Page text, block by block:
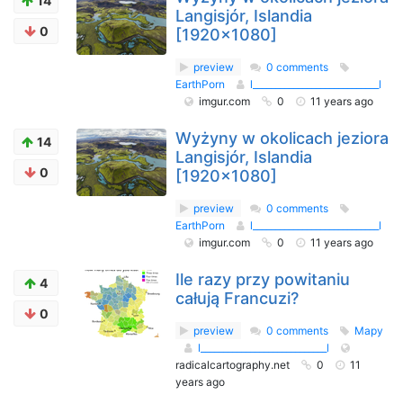
0
Langisjór, Islandia
[1920x1080]
preview
0 comments
EarthPorn
l____________________________l
imgur.com
0 11 years ago
14
0
Wyżyny w okolicach jeziora
Langisjór, Islandia
[1920x1080]
preview
0 comments
EarthPorn
l____________________________l
imgur.com
0 11 years ago
4
0
Ile razy przy powitaniu
całują Francuzi?
preview 0 comments
Mapy
l____________________________l
radicalcartography.net
0
11
years ago